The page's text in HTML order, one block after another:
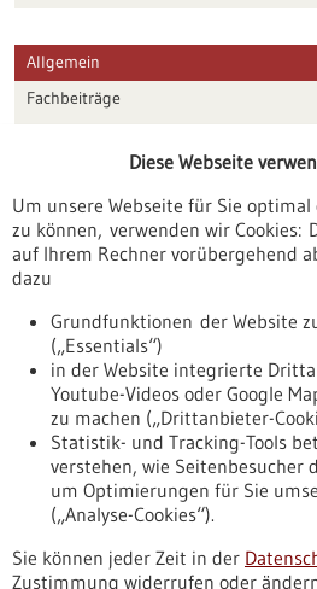
Allgemein
Fachbeiträge
Veranstaltungen
Erscheinungsdatum
Nach oben
Informiert bleiben
Diese Webseite
Um unsere Webseite für Sie
zu können, verwenden wir Cookies:
auf Ihrem Rechner vorübergehend
dazu
Grundfunktionen der Website
(„Essentials“)
in der Website integrierte
Youtube-Videos oder Google
zu machen („Drittanbieter-
Statistik- und Tracking-Tools
verstehen, wie Seitenbesucher
um Optimierungen für Sie
(„Analyse-Cookies“).
Sie können jeder Zeit in der
Zustimmung widerrufen oder